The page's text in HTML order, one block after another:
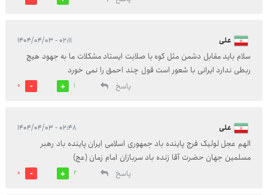
علی ۰۲:۱۱ - ۱۴۰۴/۰۴/۰۳
سلام باید مقابل دشمن مثل کوه با صلابت ایستاد مشکلات ما به جهود هيچ
ربطی ندارد ایرانی با شعور است قول چند احمق را نمی خورد
پاسخ
1
0
علی ۰۲:۴۸ - ۱۴۰۴/۰۴/۰۳
الهم عجل لولیک فرج پاینده باد جمهوری اسلامی ایران پاینده باد رهبر
مسلمین جهان حضرت آقا زنده باد سربازان امام زمان (عج)
پاسخ
2
0